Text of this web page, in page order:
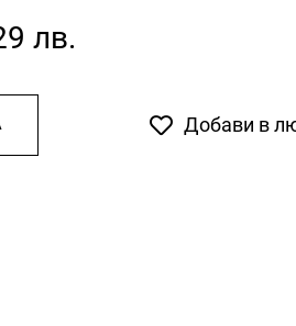
лв.
Добави в